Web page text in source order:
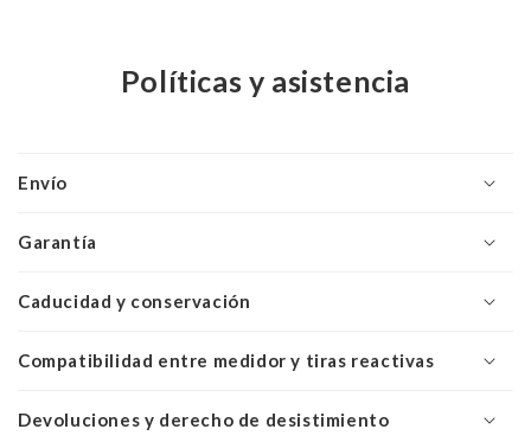
Políticas y asistencia
Envío
Garantía
Caducidad y conservación
Compatibilidad entre medidor y tiras reactivas
Devoluciones y derecho de desistimiento